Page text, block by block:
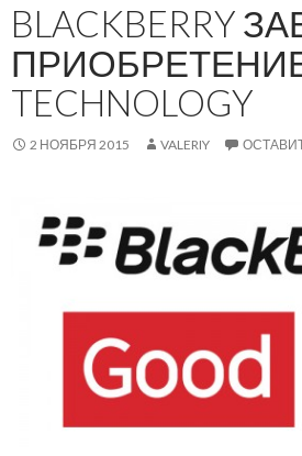
BLACKBERRY
ПРИОБРЕТЕНИЕ
TECHNOLOGY
2 НОЯБРЯ 2015 VALERIY